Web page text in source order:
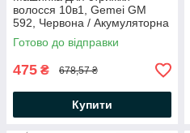
волосся 10в1, Gemei GM
592, Червона / Акумуляторна
бритва-триммер для стрижки
волосся
Готово до відправки
475 ₴ 678,57 ₴
Купити